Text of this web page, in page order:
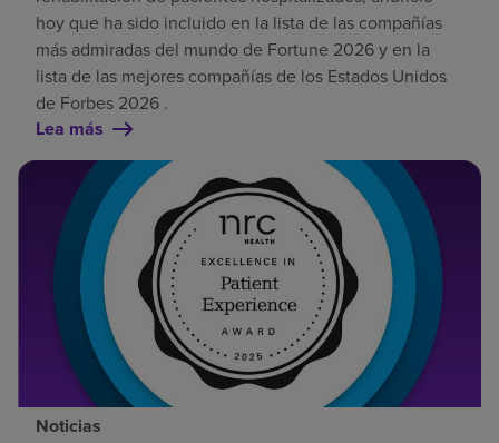
hoy que ha sido incluido en la lista de las compañías
más admiradas del mundo de Fortune 2026 y en la
lista de las mejores compañías de los Estados Unidos
de Forbes 2026 .
Lea más
Noticias